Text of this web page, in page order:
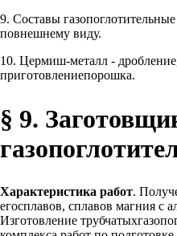
9. Составы
повнешнему виду.
10. Цермиш-металл -
приготовлениепорошка.
§ 9.
Характеристика работ.
егосплавов, сплавов магния с
Изготовление